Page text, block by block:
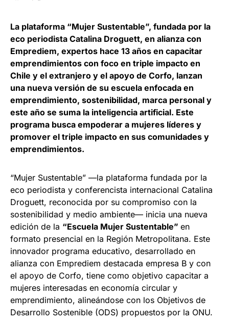
La plataforma “Mujer Sustentable”, fundada por la
eco periodista Catalina Droguett, en alianza con
Emprediem, expertos hace 13 años en capacitar
emprendimientos con foco en triple impacto en
Chile y el extranjero y el apoyo de Corfo, lanzan
una nueva versión de su escuela enfocada en
emprendimiento, sostenibilidad, marca personal y
este año se suma la inteligencia artificial. Este
programa busca empoderar a mujeres líderes y
promover el triple impacto en sus comunidades y
emprendimientos.
“Mujer Sustentable” —la plataforma fundada por la
eco periodista y conferencista internacional Catalina
Droguett, reconocida por su compromiso con la
sostenibilidad y medio ambiente— inicia una nueva
edición de la “Escuela Mujer Sustentable” en
formato presencial en la Región Metropolitana. Este
innovador programa educativo, desarrollado en
alianza con Emprediem destacada empresa B y con
el apoyo de Corfo, tiene como objetivo capacitar a
mujeres interesadas en economía circular y
emprendimiento, alineándose con los Objetivos de
Desarrollo Sostenible (ODS) propuestos por la ONU.